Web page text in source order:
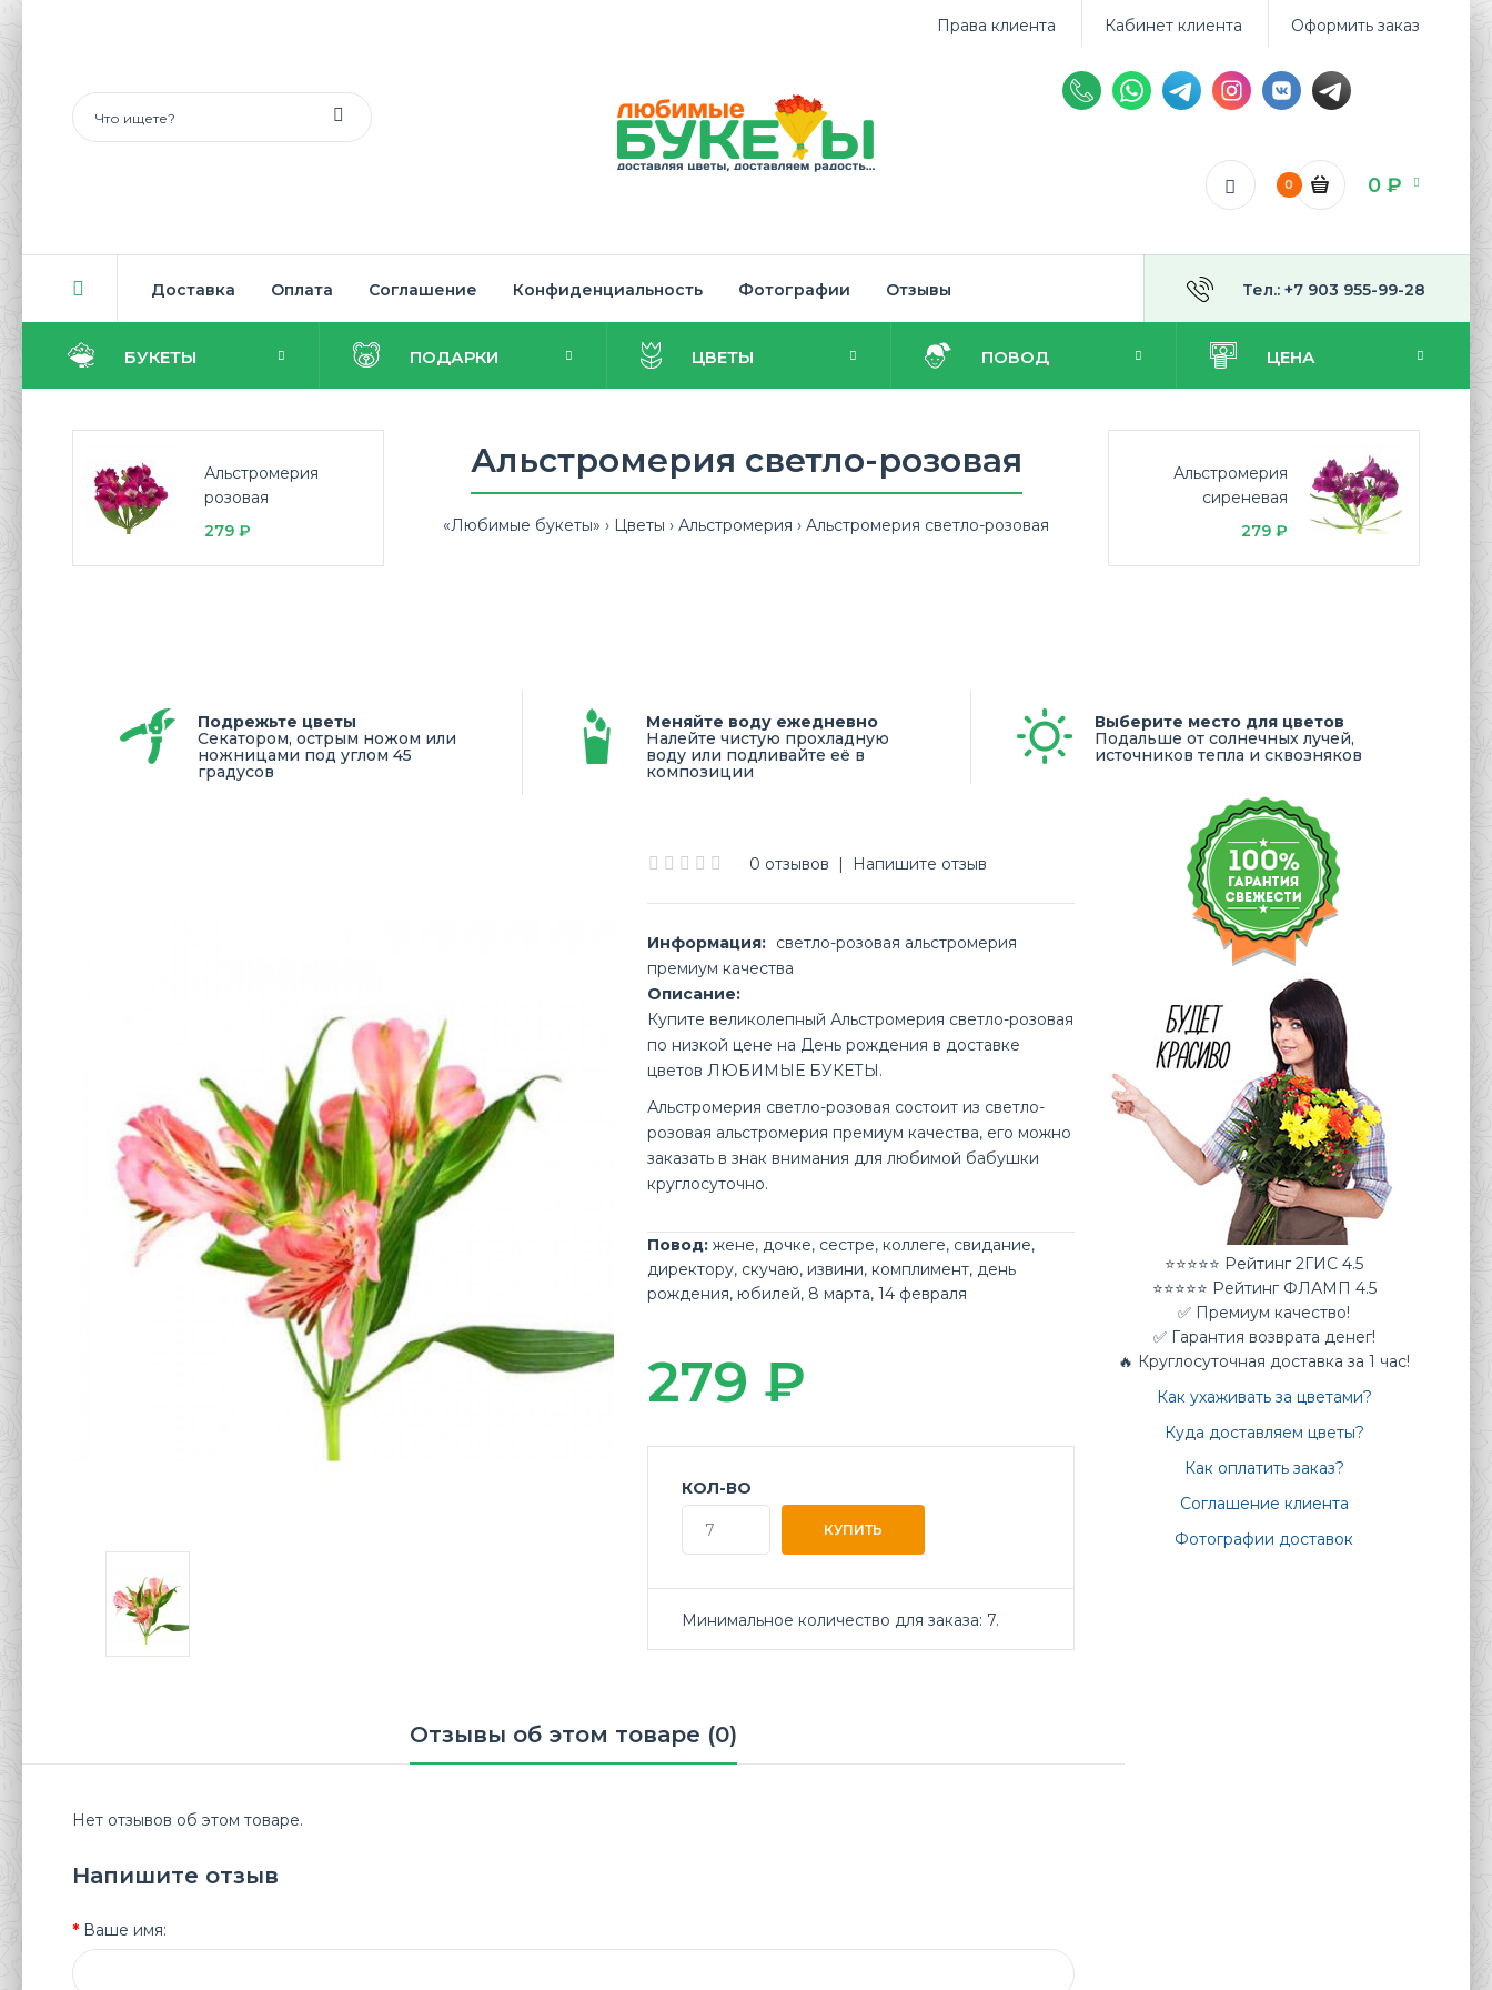
Права клиента Кабинет клиента Оформить заказ
0 0 ₽
Доставка Оплата Соглашение Конфиденциальность Фотографии Отзывы Тел.: +7 903 955-99-28
БУКЕТЫ ПОДАРКИ ЦВЕТЫ ПОВОД ЦЕНА
Альстромерия
розовая
279 ₽
Альстромерия светло-розовая
«Любимые букеты» Цветы Альстромерия Альстромерия светло-розовая
Альстромерия
сиреневая
279 ₽
Подрежьте цветы
Секатором, острым ножом или
ножницами под углом 45
градусов
Меняйте воду ежедневно
Налейте чистую прохладную
воду или подливайте её в
композиции
Выберите место для цветов
Подальше от солнечных лучей,
источников тепла и сквозняков
0 отзывов | Напишите отзыв
Информация: светло-розовая альстромерия
премиум качества
Описание:
Купите великолепный Альстромерия светло-розовая
по низкой цене на День рождения в доставке
цветов ЛЮБИМЫЕ БУКЕТЫ.
Альстромерия светло-розовая состоит из светло-
розовая альстромерия премиум качества, его можно
заказать в знак внимания для любимой бабушки
круглосуточно.
Повод: жене, дочке, сестре, коллеге, свидание,
директору, скучаю, извини, комплимент, день
рождения, юбилей, 8 марта,14 февраля
279 ₽
КОЛ-ВО
Минимальное количество для заказа: 7.
Отзывы об этом товаре (0)
Нет отзывов об этом товаре.
Напишите отзыв
Ваше имя:
⭐⭐⭐⭐⭐ Рейтинг 2ГИС 4.5
⭐⭐⭐⭐⭐ Рейтинг ФЛАМП 4.5
✅ Премиум качество!
✅ Гарантия возврата денег!
🔥 Круглосуточная доставка за 1 час!
Как ухаживать за цветами?
Куда доставляем цветы?
Как оплатить заказ?
Соглашение клиента
Фотографии доставок